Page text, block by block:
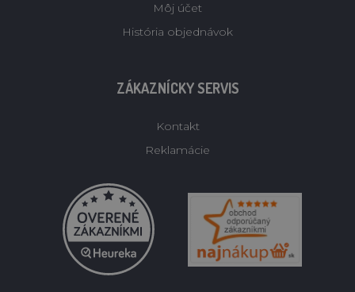
Môj účet
História objednávok
ZÁKAZNÍCKY SERVIS
Kontakt
Reklamácie